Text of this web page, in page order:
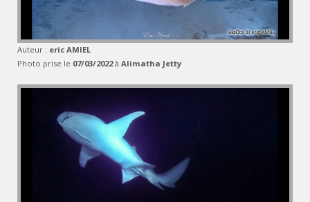
Auteur : eric AMIEL
Photo prise le 07/03/2022à Alimatha Jetty